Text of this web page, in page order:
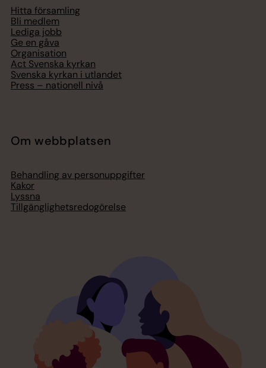
Hitta församling
Bli medlem
Lediga jobb
Ge en gåva
Organisation
Act Svenska kyrkan
Svenska kyrkan i utlandet
Press – nationell nivå
Om webbplatsen
Behandling av personuppgifter
Kakor
Lyssna
Tillgänglighetsredogörelse